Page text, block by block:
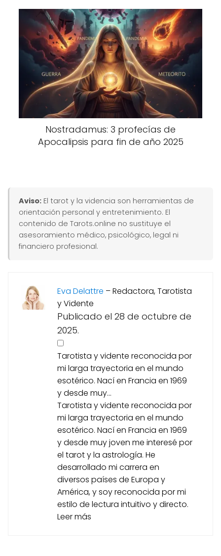
Nostradamus: 3 profecías de
Apocalipsis para fin de año 2025
Aviso: El tarot y la videncia son herramientas de
orientación personal y entretenimiento. El
contenido de Tarots.online no sustituye el
asesoramiento médico, psicológico, legal ni
financiero profesional.
Eva Delattre –Redactora, Tarotista
y Vidente
Publicado el 28 de octubre de
2025.
Tarotista y vidente reconocida por
mi larga trayectoria en el mundo
esotérico. Nací en Francia en 1969
y desde muy...
Tarotista y vidente reconocida por
mi larga trayectoria en el mundo
esotérico. Nací en Francia en 1969
y desde muy joven me interesé por
el tarot y la astrología. He
desarrollado mi carrera en
diversos países de Europa y
América, y soy reconocida por mi
estilo de lectura intuitivo y directo.
Leer más